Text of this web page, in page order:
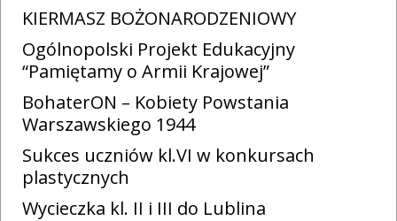
KIERMASZ BOŻONARODZENIOWY
Ogólnopolski Projekt Edukacyjny
“Pamiętamy o Armii Krajowej”
BohaterON – Kobiety Powstania
Warszawskiego 1944
Sukces uczniów kl.VI w konkursach
plastycznych
Wycieczka kl. II i III do Lublina